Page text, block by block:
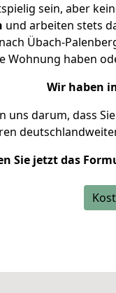
sein, aber
und arbeiten stets
Übach-
Wohnung haben
Wir haben
uns darum, dass
Sie jetzt das